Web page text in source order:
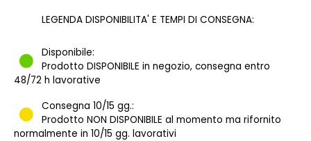
LEGENDA DISPONIBILITA' E TEMPI DI CONSEGNA:
Disponibile:
Prodotto DISPONIBILE in negozio, consegna entro
48/72 h lavorative
Consegna 10/15 gg.:
Prodotto NON DISPONIBILE al momento ma rifornito
normalmente in 10/15 gg. lavorativi